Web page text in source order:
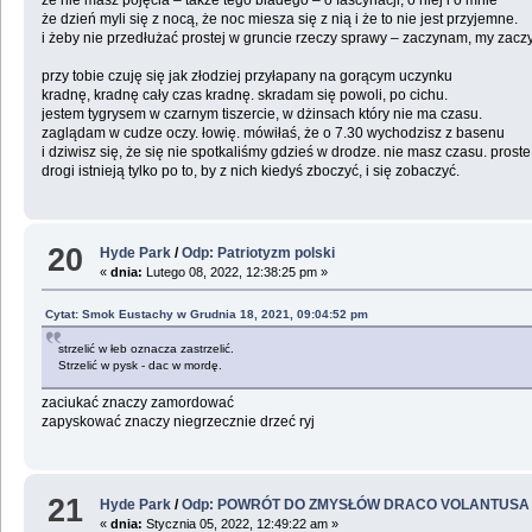
że dzień myli się z nocą, że noc miesza się z nią i że to nie jest przyjemne.
i żeby nie przedłużać prostej w gruncie rzeczy sprawy – zaczynam, my
przy tobie czuję się jak złodziej przyłapany na gorącym uczynku
kradnę, kradnę cały czas kradnę. skradam się powoli, po cichu.
jestem tygrysem w czarnym tiszercie, w dżinsach który nie ma czasu.
zaglądam w cudze oczy. łowię. mówiłaś, że o 7.30 wychodzisz z basenu
i dziwisz się, że się nie spotkaliśmy gdzieś w drodze. nie masz czasu. proste
drogi istnieją tylko po to, by z nich kiedyś zboczyć, i się zobaczyć.
20 Hyde Park /Odp: Patriotyzm polski
«dnia: Lutego 08, 2022, 12:38:25 pm »
Cytat: Smok Eustachy w Grudnia 18, 2021, 09:04:52 pm
strzelić w łeb oznacza zastrzelić.
Strzelić w pysk - dac w mordę.
zaciukać znaczy zamordować
zapyskować znaczy niegrzecznie drzeć ryj
21 Hyde Park /Odp: POWRÓT DO ZMYSŁÓW DRACO VOLANTUSA
«dnia: Stycznia 05, 2022, 12:49:22 am »